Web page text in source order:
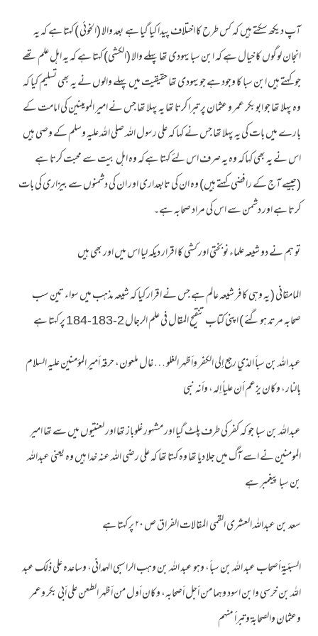
آپ دیکھ سکتے ہیں کہ کس طرح کا اختلاف پیدا کیا گیا ہے بعد والا (الخوئی ) کہتا ہے کہ یہ
انجان لوگوں کا خیال ہے کہ ابن سبا یہودی تھا پہلے والا (الکشی) کہتا ہے کہ یہ اہل علم تھے
جو کہتے ہیں ابن سبا کا وجود ہے جو یہودی تھا حقیقیت میں پہلے والوں نے یہ بھی تسلیم کیا کہ
وہ پہلا تھا جو ابوبکر عمر و عثمان پر تبرا کرتا تھا یہ پہلا تھا جس نے امیر المومینین کی امامت کے
بارے میں بات کی یہ پہلا تھا جس نے کہا کہ علی رسول اللہ صلی اللہ علیہ وسلم کے وصی ہیں
اس نے یہ بھی کہاکہ وہ یہ صرف اس لئے کہتا ہےکہ وہ اہل بیت سے محبت کرتا ہے
(جیسے آج کے رافضی کہتے ہیں) وہ ان کی تابعداری اور ان کی دشمنوں سے بیزاری کی بات
کرتا ہے اور دشمن سے اس کی مراد صحابہ ہے۔
تو ہم نے دو شیعہ علماء نوبختی اور کشی کا اقرار دیکہ لیا اس میں اور بھی ہیں
المامقانی ( یہ وہی کافر شیعہ عالم ہے جس نے اقرار کیا کہ شیعہ مذہب میں سواء تین سب
صحابہ مرتد ہوگئے ) اپنی کتاب تنقیح المقال فی علم الرجال 2-183-184 پر کہتا ہے
عبد الله بن سبأ الذي رجع إلى الكفر وأظهر الغلو … غال ملعون، حرقه أمير المؤمنين عليه السلام
بالنار، وكان يزعم أن علياً إله، وأنه نبي
عبداللہ بن سبا جو کہ کفر کی طرف پلٹ گیا اور مشہور غلوباز تھا اور لعنتیوں میں سے تھا امیر
المومنین نے اسے آگ میں جلا دیا تھا وہ کہتا تھا کہ علی رضی اللہ عنہ خدا ہیں وہ یعنی عبداللہ
بن سبا پیغمبر ہے
سعد بن عبداللہ العشری القمی المقالات الفراق ص ۲۰ پر کہتا ہے
السبئية أصحاب عبد الله بن سبأ، وهو عبد الله بن وهب الراسبي الهمداني، وساعده على ذلك عبد
الله بن خرسي وابن اسود وهما من أجل أصحابه، وكان أول من أظهر الطعن على أبي بكر وعمر
وعثمان والصحابة وتبرأ منهم